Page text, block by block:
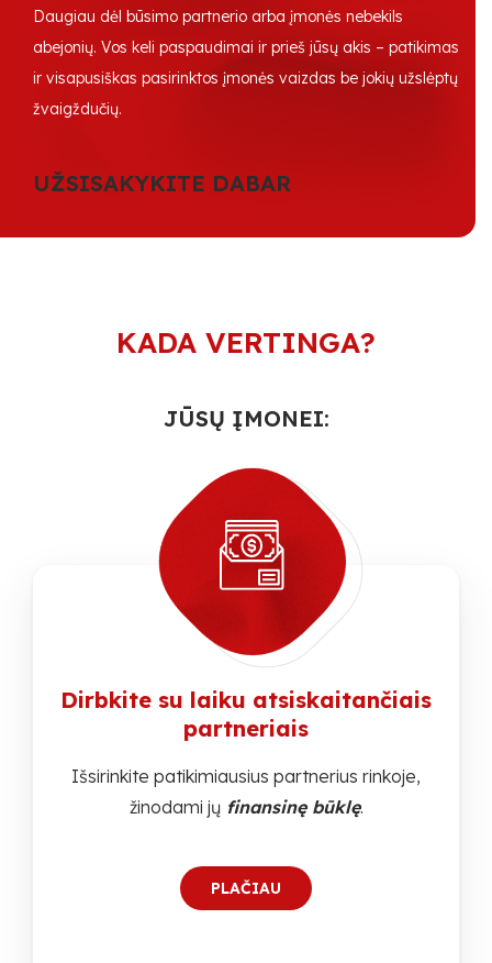
Daugiau dėl būsimo partnerio arba įmonės nebekils
abejonių. Vos keli paspaudimai ir prieš jūsų akis – patikimas
ir visapusiškas pasirinktos įmonės vaizdas be jokių užslėptų
žvaigždučių.
UŽSISAKYKITE DABAR
KADA VERTINGA?
JŪSŲ ĮMONEI:
Dirbkite su laiku atsiskaitančiais
partneriais
Išsirinkite patikimiausius partnerius rinkoje,
žinodami jųfinansinę būklę.
PLAČIAU